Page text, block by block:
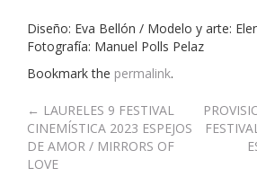
Diseño: Eva Bellón / Modelo y arte:
Fotografía: Manuel Polls Pelaz
Bookmark the permalink.
Post
navigation
← LAURELES 9 FESTIVAL
CINEMÍSTICA 2023 ESPEJOS
DE AMOR / MIRRORS OF
LOVE